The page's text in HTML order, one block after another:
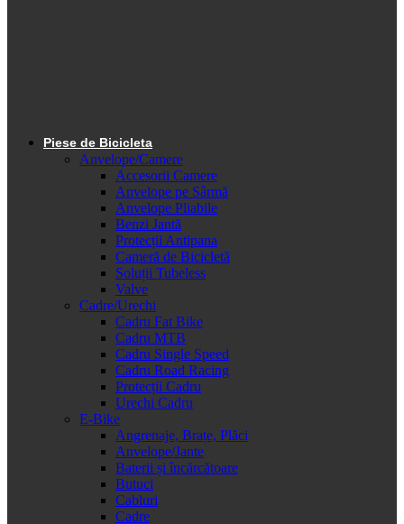
Piese de Bicicleta
Anvelope/Camere
Accesorii Camere
Anvelope pe Sârmă
Anvelope Pliabile
Benzi Jantă
Protecții Antipana
Cameră de Bicicletă
Soluții Tubeless
Valve
Cadre/Urechi
Cadru Fat Bike
Cadru MTB
Cadru Single Speed
Cadru Road Racing
Protecții Cadru
Urechi Cadru
E-Bike
Angrenaje, Brațe, Plăci
Anvelope/Jante
Baterii și încărcătoare
Butuci
Cabluri
Cadre